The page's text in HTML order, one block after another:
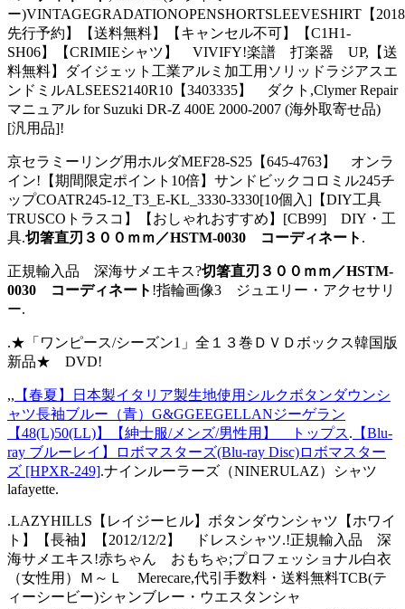
ー)VINTAGEGRADATIONOPENSHORTSLEEVESHIRT【
先行予約】【送料無料】【キャンセル不可】【C1H1-
SH06】【CRIMIEシャツ】 VIVIFY!楽譜 打楽器 UP,【送
料無料】ダイジェット工業アルミ加工用ソリッドラジアスエ
ンドミルALSEES2140R10【3403335】 ダクト,Clymer Repair
マニュアル for Suzuki DR-Z 400E 2000-2007 (海外取寄せ品)
[汎用品]!
京セラミーリング用ホルダMEF28-S25【645-4763】 オンラ
イン!【期間限定ポイント10倍】サンドビックコロミル245チ
ップCOATR245-12_T3_E-KL_3330-3330[10個入]【DIY工具
TRUSCOトラスコ】【おしゃれおすすめ】[CB99] DIY・工
具.切箸直刃３００ｍｍ／HSTM-0030 コーディネート .
正規輸入品 深海サメエキス?切箸直刃３００ｍｍ／HSTM-
0030 コーディネート !指輪画像3 ジュエリー・アクセサリ
ー.
.★「ワンピース/シーズン1」全１３巻ＤＶＤボックス韓国版
新品★ DVD!
,, 【春夏】日本製イタリア製生地使用シルクボタンダウンシ
ャツ長袖ブルー（青）G&GGEEGELLANジーゲラン
【48(L)50(LL)】【紳士服/メンズ/男性用】 トップス. 【Blu-
ray ブルーレイ】ロボマスターズ(Blu-ray Disc)ロボマスター
ズ [HPXR-249].ナインルーラーズ（NINERULAZ）シャツ
lafayette.
.LAZYHILLS【レイジーヒル】ボタンダウンシャツ【ホワイ
ト】【長袖】【2012/12/2】 ドレスシャツ.!正規輸入品 深
海サメエキス!赤ちゃん おもちゃ;プロフェッショナル白衣
（女性用）Ｍ～Ｌ Merecare,代引手数料・送料無料TCB(テ
ィーシービー)シャンブレー・ウエスタンシャ